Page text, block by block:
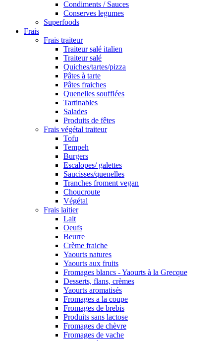
Condiments / Sauces
Conserves legumes
Superfoods
Frais
Frais traiteur
Traiteur salé italien
Traiteur salé
Quiches/tartes/pizza
Pâtes à tarte
Pâtes fraiches
Quenelles soufflées
Tartinables
Salades
Produits de fêtes
Frais végétal traiteur
Tofu
Tempeh
Burgers
Escalopes/ galettes
Saucisses/quenelles
Tranches froment vegan
Choucroute
Végétal
Frais laitier
Lait
Oeufs
Beurre
Crème fraiche
Yaourts natures
Yaourts aux fruits
Fromages blancs - Yaourts à la Grecque
Desserts, flans, crèmes
Yaourts aromatisés
Fromages a la coupe
Fromages de brebis
Produits sans lactose
Fromages de chèvre
Fromages de vache